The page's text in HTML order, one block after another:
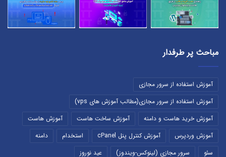
مباحث پر طرفدار
آموزش استفاده از سرور مجازی
آموزش استفاده از سرور مجازی(مطالب آموزش های vps)
آموزش خرید هاست و دامنه
آموزش ساخت هاست
آموزش هاست
آموزش وردپرس
آموزش کنترل پنل cPanel استخدام
دامنه
سئو
سرور مجازی (لینوکس-ویندوز) عید نوروز